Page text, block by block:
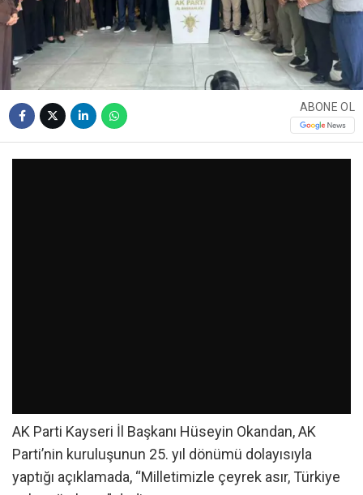
ABONE OL
AK Parti Kayseri İl Başkanı Hüseyin Okandan, AK
Parti’nin kuruluşunun 25. yıl dönümü dolayısıyla
yaptığı açıklamada, “Milletimizle çeyrek asır, Türkiye